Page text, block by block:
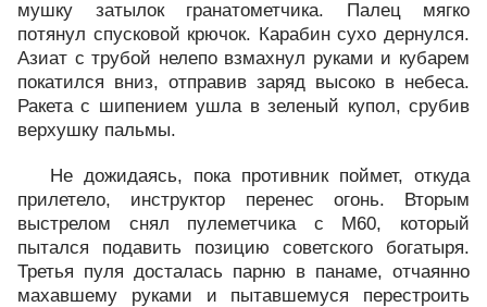
мушку затылок гранатометчика. Палец мягко
потянул спусковой крючок. Карабин сухо дернулся.
Азиат с трубой нелепо взмахнул руками и кубарем
покатился вниз, отправив заряд высоко в небеса.
Ракета с шипением ушла в зеленый купол, срубив
верхушку пальмы.
Не дожидаясь, пока противник поймет, откуда
прилетело, инструктор перенес огонь. Вторым
выстрелом снял пулеметчика с М60, который
пытался подавить позицию советского богатыря.
Третья пуля досталась парню в панаме, отчаянно
махавшему руками и пытавшемуся перестроить